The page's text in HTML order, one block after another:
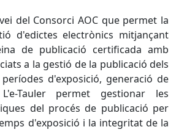
del Consorci AOC que permet la
d'edictes electrònics mitjançant
de publicació certificada amb
a la gestió de la publicació dels
d'exposició, generació de
Tauler permet gestionar les
del procés de publicació per
d'exposició i la integritat de la